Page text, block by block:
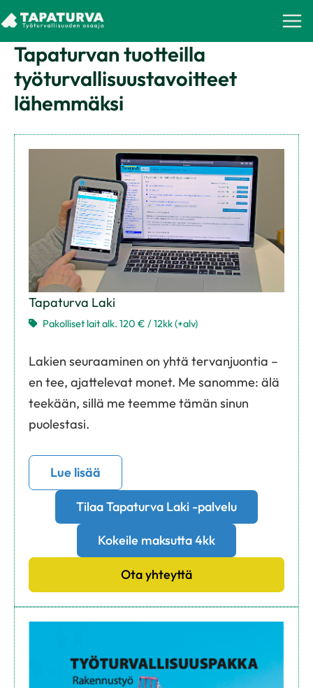
Skip
to
content
Tapaturvan tuotteilla
työturvallisuustavoitteet
lähemmäksi
Tapaturva Laki
Pakolliset lait alk. 120 € / 12kk (+alv)
Lakien seuraaminen on yhtä tervanjuontia –
en tee, ajattelevat monet. Me sanomme: älä
teekään, sillä me teemme tämän sinun
puolestasi.
Lue lisää
Tilaa Tapaturva Laki -palvelu
Kokeile maksutta 4kk
Ota yhteyttä